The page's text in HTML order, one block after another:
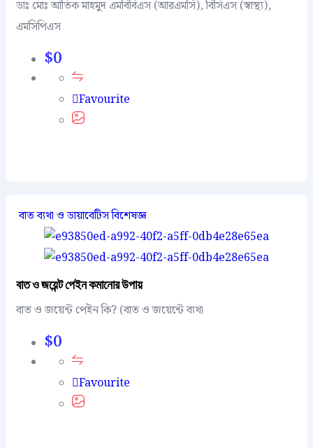
ডাঃ মোঃ আতিক মাহমুদ এমবিবিএস (আরএমসি), বিসিএস (স্বাস্থ্য),
এমসিপিএস
$0
Favourite
বাত ব্যথা ও ডায়াবেটিস বিশেষজ্ঞ
বাত ও জয়েন্ট পেইন কমানোর উপায়
বাত ও জয়েন্ট পেইন কি? (বাত ও জয়েন্টে ব্যথা
$0
Favourite